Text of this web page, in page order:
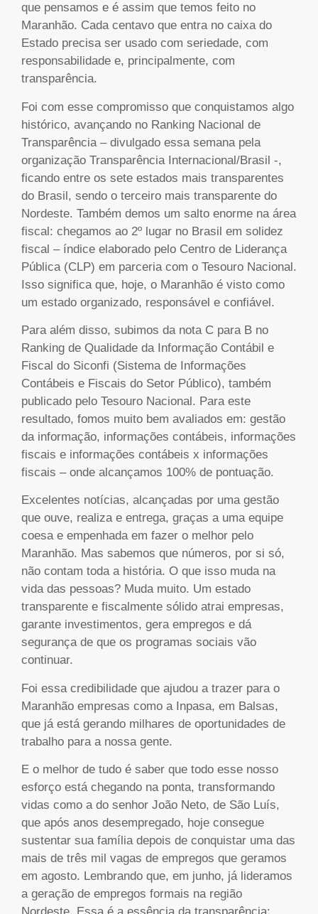
que pensamos e é assim que temos feito no
Maranhão. Cada centavo que entra no caixa do
Estado precisa ser usado com seriedade, com
responsabilidade e, principalmente, com
transparência.
Foi com esse compromisso que conquistamos algo
histórico, avançando no Ranking Nacional de
Transparência – divulgado essa semana pela
organização Transparência Internacional/Brasil -,
ficando entre os sete estados mais transparentes
do Brasil, sendo o terceiro mais transparente do
Nordeste. Também demos um salto enorme na área
fiscal: chegamos ao 2º lugar no Brasil em solidez
fiscal – índice elaborado pelo Centro de Liderança
Pública (CLP) em parceria com o Tesouro Nacional.
Isso significa que, hoje, o Maranhão é visto como
um estado organizado, responsável e confiável.
Para além disso, subimos da nota C para B no
Ranking de Qualidade da Informação Contábil e
Fiscal do Siconfi (Sistema de Informações
Contábeis e Fiscais do Setor Público), também
publicado pelo Tesouro Nacional. Para este
resultado, fomos muito bem avaliados em: gestão
da informação, informações contábeis, informações
fiscais e informações contábeis x informações
fiscais – onde alcançamos 100% de pontuação.
Excelentes notícias, alcançadas por uma gestão
que ouve, realiza e entrega, graças a uma equipe
coesa e empenhada em fazer o melhor pelo
Maranhão. Mas sabemos que números, por si só,
não contam toda a história. O que isso muda na
vida das pessoas? Muda muito. Um estado
transparente e fiscalmente sólido atrai empresas,
garante investimentos, gera empregos e dá
segurança de que os programas sociais vão
continuar.
Foi essa credibilidade que ajudou a trazer para o
Maranhão empresas como a Inpasa, em Balsas,
que já está gerando milhares de oportunidades de
trabalho para a nossa gente.
E o melhor de tudo é saber que todo esse nosso
esforço está chegando na ponta, transformando
vidas como a do senhor João Neto, de São Luís,
que após anos desempregado, hoje consegue
sustentar sua família depois de conquistar uma das
mais de três mil vagas de empregos que geramos
em agosto. Lembrando que, em junho, já lideramos
a geração de empregos formais na região